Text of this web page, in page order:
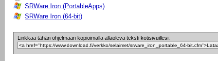
SRWare Iron (PortableApps)
SRWare Iron (64-bit)
Linkkaa tähän ohjelmaan kopioimalla allaoleva teksti kotisivuillesi: